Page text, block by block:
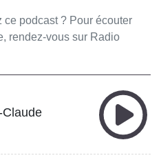
rendez-vous sur Radio